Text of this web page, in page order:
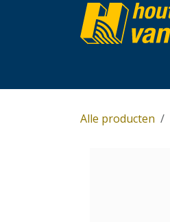
Overslaan naar inhoud
Alle producten